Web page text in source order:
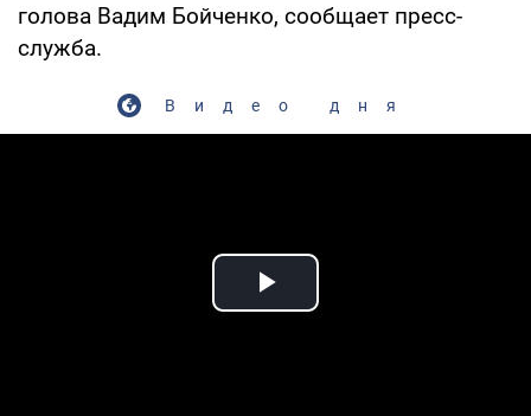
голова Вадим Бойченко, сообщает пресс-
служба.
Видео дня
Play Video